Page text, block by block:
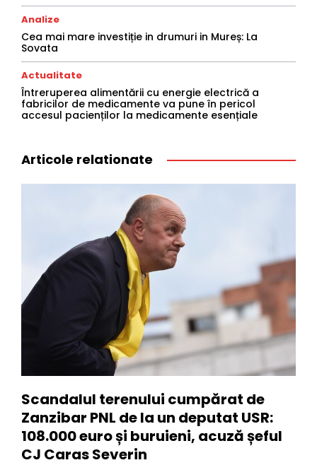
Analize
Cea mai mare investiție in drumuri in Mureș: La
Sovata
Actualitate
Întreruperea alimentării cu energie electrică a
fabricilor de medicamente va pune în pericol
accesul pacienților la medicamente esențiale
Articole relationate
Scandalul terenului cumpărat de
Zanzibar PNL de la un deputat USR:
108.000 euro și buruieni, acuză șeful
CJ Caras Severin